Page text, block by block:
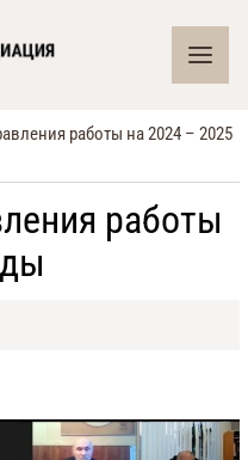
работы на 2024 – 2025
работы